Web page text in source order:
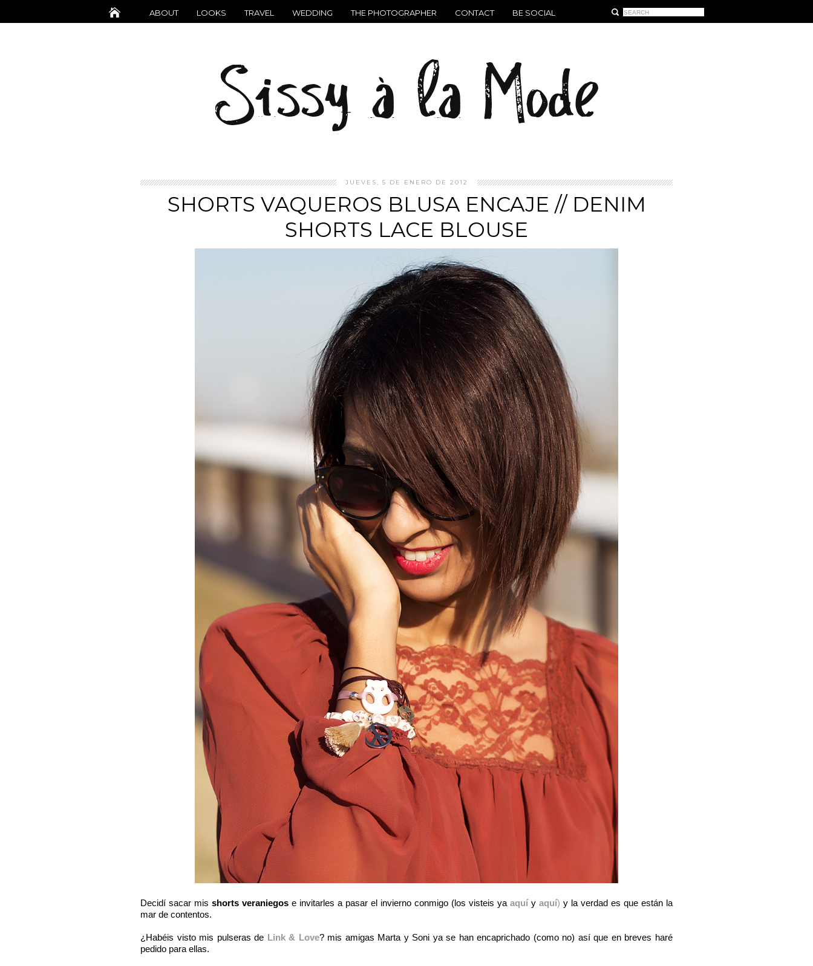
ABOUT LOOKS TRAVEL WEDDING THE PHOTOGRAPHER CONTACT BE SOCIAL
JUEVES, 5 DE ENERO DE 2012
SHORTS VAQUEROS BLUSA ENCAJE // DENIM
SHORTS LACE BLOUSE
Decidí sacar mis shorts veraniegos e invitarles a pasar el invierno conmigo (los visteis ya aquí y aquí) y la verdad es que están la
mar de contentos.
¿Habéis visto mis pulseras de Link & Love? mis amigas Marta y Soni ya se han encaprichado (como no) así que en breves haré
pedido para ellas.